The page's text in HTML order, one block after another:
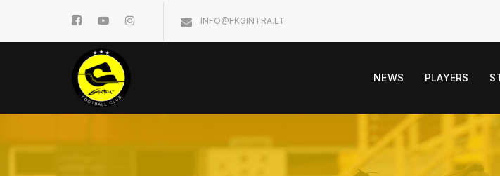
INFO@FKGINTRA.LT
NEWS PLAYERS